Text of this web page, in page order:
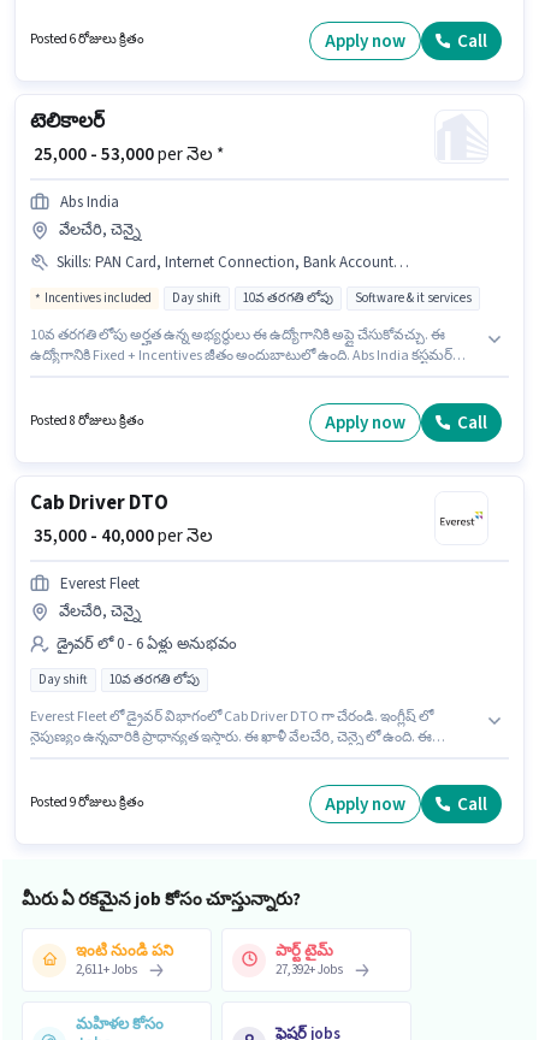
Appasamy Associates లో బ్యాక్ ఆఫీస్ / డేటా ఎంట్రీ విభాగంలో ఆఫీస్ స్టాఫ్ గా
Posted 6 రోజులు క్రితం Apply now Call
టెలికాలర్
₹ 25,000 - 53,000per నెల *
Abs India
వేలచేరి, చెన్నై
Skills: PAN Card, Internet Connection, Bank Account, Aadhar Card
Incentives included Day shift 10వ తరగతి లోపు Software & it services
10వ తరగతి లోపు అర్హత ఉన్న అభ్యర్థులు ఈ ఉద్యోగానికి అప్లై చేసుకోవచ్చు. ఈ
ఉద్యోగానికి Fixed + Incentives జీతం అందుబాటులో ఉంది. Abs India కస్టమర్
ఉంది. ఈ ఉద్యోగంలో అదనపు ప్రయోజనాలు Cab, Meal, PF ఉన్నాయి.
Posted 8 రోజులు క్రితం Apply now Call
Cab Driver DTO
₹ 35,000 - 40,000per నెల
Everest Fleet
వేలచేరి, చెన్నై
డ్రైవర్ లో 0 - 6 ఏళ్లు అనుభవం
Day shift 10వ తరగతి లోపు
Everest Fleet లో డ్రైవర్ విభాగంలో Cab Driver DTO గా చేరండి. ఇంగ్లీష్ లో
నైపుణ్యం ఉన్నవారికి ప్రాధాన్యత ఇస్తారు. ఈ ఖాళీ వేలచేరి, చెన్నై లో ఉంది. ఈ
shift మరియు వారానికి 6 days working ఉంటాయి.
Posted 9 రోజులు క్రితం Apply now Call
మీరు ఏ రకమైన job కోసం చూస్తున్నారు?
ఇంటి నుండి పని
2,611+Jobs
పార్ట్ టైమ్
27,392+Jobs
మహిళల కోసం
ఫ్రెషర్ jobs